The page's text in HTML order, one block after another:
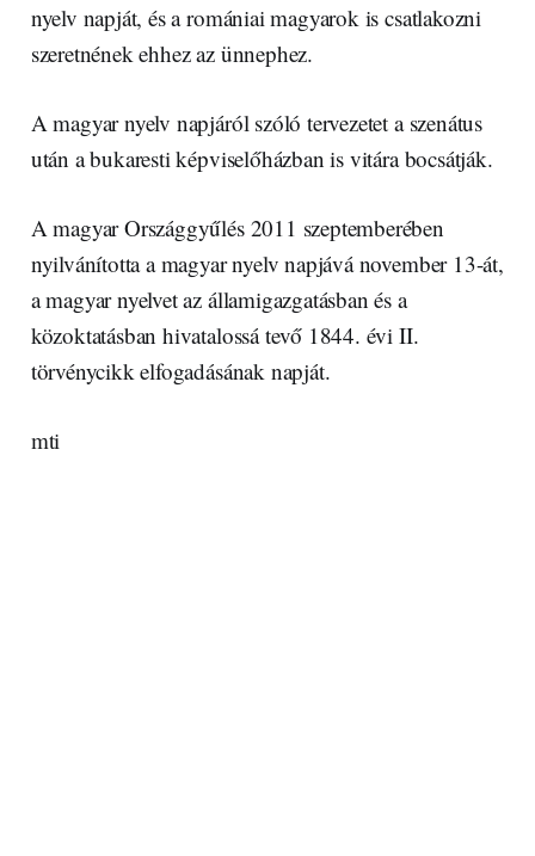
nyelv napját, és a romániai magyarok is csatlakozni
szeretnének ehhez az ünnephez.
A magyar nyelv napjáról szóló tervezetet a szenátus
után a bukaresti képviselőházban is vitára bocsátják.
A magyar Országgyűlés 2011 szeptemberében
nyilvánította a magyar nyelv napjává november 13-át,
a magyar nyelvet az államigazgatásban és a
közoktatásban hivatalossá tevő 1844. évi II.
törvénycikk elfogadásának napját.
mti